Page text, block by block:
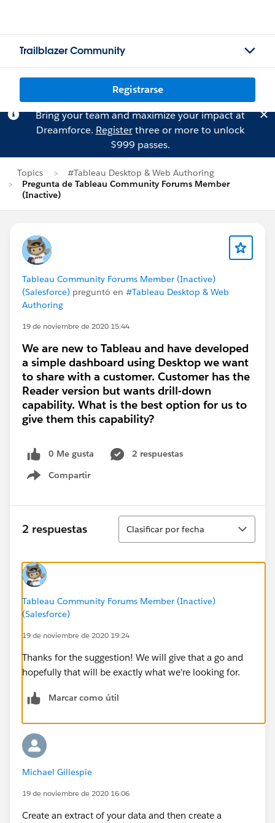
Trailblazer Community
Registrarse
Bring your team and maximize your impact at
Dreamforce. Registerthree or more to unlock
$999 passes.
Topics
#Tableau Desktop & Web Authoring
Pregunta de Tableau Community Forums Member
(Inactive)
Tableau Community Forums Member (Inactive)
(Salesforce) preguntó en #Tableau Desktop & Web
Authoring
19 de noviembre de 2020 15:44
We are new to Tableau and have developed
a simple dashboard using Desktop we want
to share with a customer. Customer has the
Reader version but wants drill-down
capability. What is the best option for us to
give them this capability?
0 Me gusta
2 respuestas
Compartir
Show menu
2 respuestas
Ordenar
Clasificar por fecha
Tableau Community Forums Member (Inactive)
(Salesforce)
19 de noviembre de 2020 19:24
Thanks for the suggestion! We will give that a go and
hopefully that will be exactly what we're looking for.
Marcar como útil
Michael Gillespie
19 de noviembre de 2020 16:06
Create an extract of your data and then create a